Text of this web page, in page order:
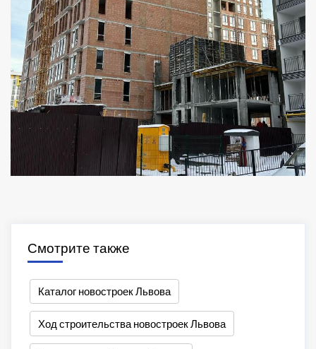
Смотрите также
Каталог новостроек Львова
Ход строительства новостроек Львова